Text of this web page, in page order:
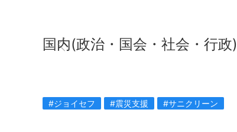
国内(政治・国会・社会・行政)
#ジョイセフ #震災支援 #サニクリーン